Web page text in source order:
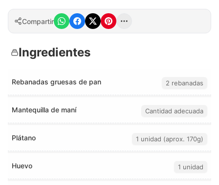
Compartir
Ingredientes
Rebanadas gruesas de pan 2 rebanadas
Mantequilla de maní Cantidad adecuada
Plátano 1 unidad (aprox. 170g)
Huevo 1 unidad